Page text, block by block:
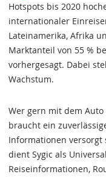
Hotspots bis 2020
internationaler
Lateinamerika, Afrika
Marktanteil von 55 %
vorhergesagt. Dabei
Wachstum.
Wer gern mit dem
braucht ein
Informationen versorgt
dient Sygic als
Reiseinformationen,